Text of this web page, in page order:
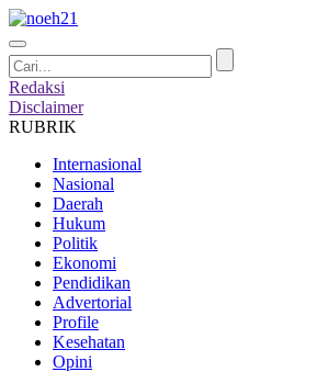
Redaksi
Disclaimer
RUBRIK
Internasional
Nasional
Daerah
Hukum
Politik
Ekonomi
Pendidikan
Advertorial
Profile
Kesehatan
Opini